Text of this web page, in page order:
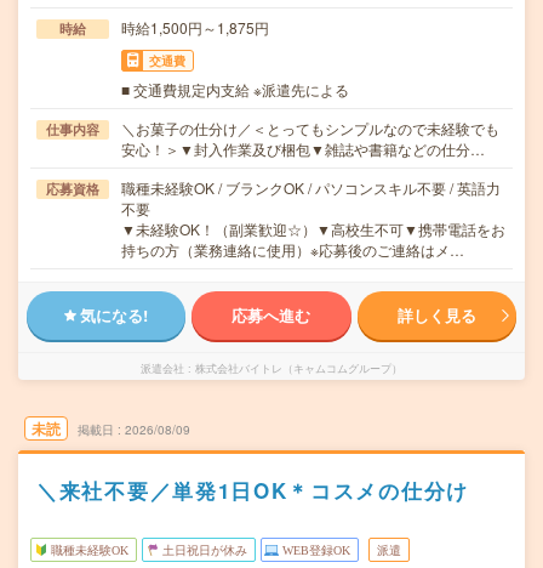
時給 時給1,500円～1,875円
交通費
■ 交通費規定内支給 ※派遣先による
仕事内容
＼お菓子の仕分け／＜とってもシンプルなので未経験でも
安心！＞▼封入作業及び梱包▼雑誌や書籍などの仕分…
応募資格
職種未経験OK / ブランクOK / パソコンスキル不要 / 英語力
不要
▼未経験OK！（副業歓迎☆）▼高校生不可▼携帯電話をお
持ちの方（業務連絡に使用）※応募後のご連絡はメ…
気になる! 応募へ進む 詳しく見る
派遣会社 株式会社バイトレ（キャムコムグループ）
未読 掲載日 2026/08/09
＼来社不要／単発1日OK＊コスメの仕分け
職種未経験OK 土日祝日が休み WEB登録OK 派遣